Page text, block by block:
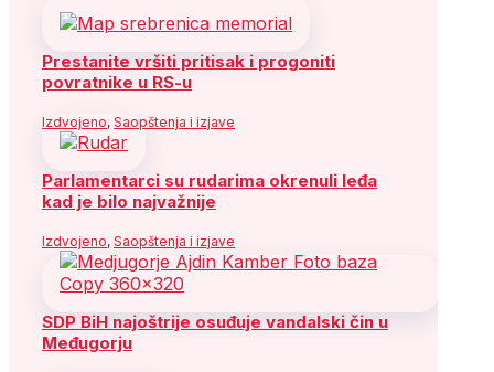
Prestanite vršiti pritisak i progoniti
povratnike u RS-u
Izdvojeno, Saopštenja i izjave
Parlamentarci su rudarima okrenuli leđa
kad je bilo najvažnije
Izdvojeno, Saopštenja i izjave
SDP BiH najoštrije osuđuje vandalski čin u
Međugorju